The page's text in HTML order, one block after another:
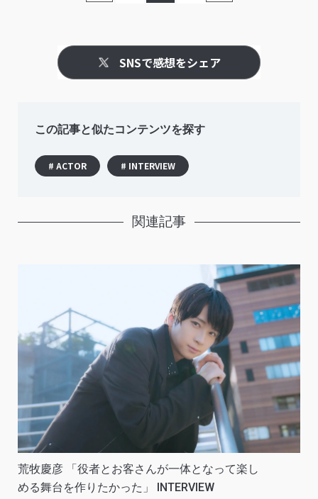
SNSで感想をシェア
この記事と似たコンテンツを探す
# ACTOR # INTERVIEW
関連記事
荒牧慶彦 「役者とお客さんが一体となって楽し
める舞台を作りたかった」 INTERVIEW